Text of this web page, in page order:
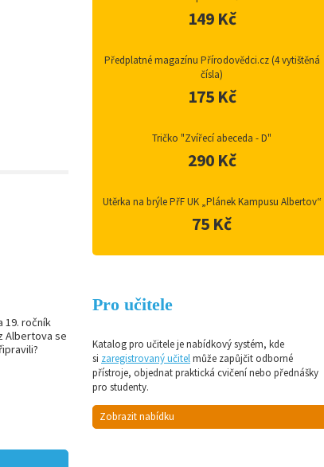
19. ročník
Albertova se
149 Kč
Předplatné magazínu Přírodovědci.cz (4 vytištěná
čísla)
175 Kč
Tričko "Zvířecí abeceda - D"
290 Kč
Utěrka na brýle PřF UK „Plánek Kampusu Albertov“
75 Kč
Pro učitele
Katalog pro učitele je nabídkový systém, kde
si zaregistrovaný učitelmůže zapůjčit odborné
přístroje, objednat praktická cvičení nebo přednášky
pro studenty.
Zobrazit nabídku